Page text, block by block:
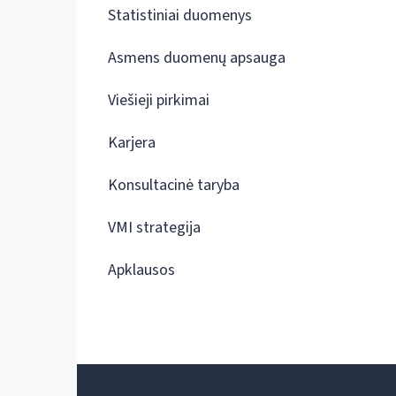
Statistiniai duomenys
Asmens duomenų apsauga
Viešieji pirkimai
Karjera
Konsultacinė taryba
VMI strategija
Apklausos